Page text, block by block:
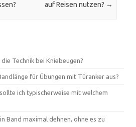
auf Reisen nutzen? →
Technik bei Kniebeugen?
für Übungen mit Türanker aus?
ich typischerweise mit welchem
Band maximal dehnen, ohne es zu